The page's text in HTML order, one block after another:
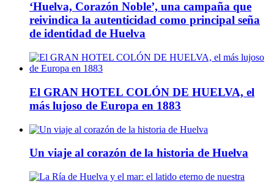
‘Huelva, Corazón Noble’, una campaña que
reivindica la autenticidad como principal seña
de identidad de Huelva
El GRAN HOTEL COLÓN DE HUELVA, el
más lujoso de Europa en 1883
Un viaje al corazón de la historia de Huelva